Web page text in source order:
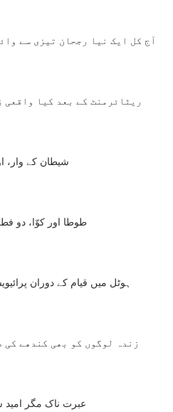
آج کل ایک نیا رجحان تیزی سے
ریٹائرمنٹ کے بعد کیا واقعی
شیطان کے وار،
طوطا اور کوّا، دو
ہوٹل میں قیام کے دوران
زندہ لوگوں کو بھی کندھے کی
عبرت ناک مگر امید